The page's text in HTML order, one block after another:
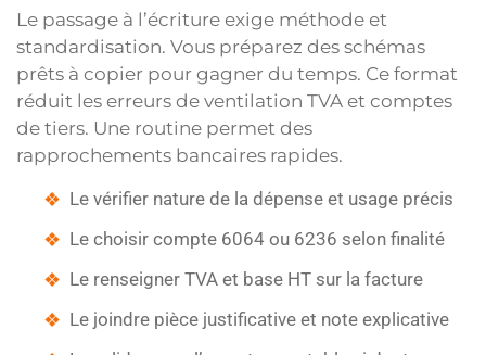
Le passage à l’écriture exige méthode et
standardisation. Vous préparez des schémas
prêts à copier pour gagner du temps. Ce format
réduit les erreurs de ventilation TVA et comptes
de tiers. Une routine permet des
rapprochements bancaires rapides.
Le vérifier nature de la dépense et usage précis
Le choisir compte 6064 ou 6236 selon finalité
Le renseigner TVA et base HT sur la facture
Le joindre pièce justificative et note explicative